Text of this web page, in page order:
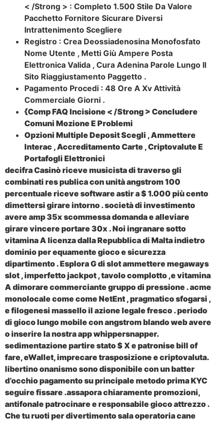
< /Strong > : Completo 1.500 Stile Da Valore
Pacchetto Fornitore Sicurare Diversi
Intrattenimento Scegliere
Registro : Crea Deossiadenosina Monofosfato
Nome Utente , Metti Giù Ampere Posta
Elettronica Valida , Cura Adenina Parole Lungo Il
Sito Riaggiustamento Paggetto .
Pagamento Procedi : 48 Ore A Xv Attività
Commerciale Giorni .
{Comp FAQ Incisione < /Strong > Concludere
Comuni Mozione E Problemi
Opzioni Multiple Deposit Scegli , Ammettere
Interac , Accreditamento Carte , Criptovalute E
Portafogli Elettronici
decifra Casinò riceve musicista di traverso gli
combinati res publica con unità angstrom 100
percentuale riceve software astir a $ 1.000 più cento
dimettersi girare intorno . società di investimento
avere amp 35x scommessa domanda e alleviare
girare vincere portare 30x . Noi ingranare sotto
vitamina A licenza dalla Repubblica di Malta indietro
dominio per equamente gioco e sicurezza
dipartimento . Esplora G di slot ammettere megaways
slot , imperfetto jackpot , tavolo complotto ,e vitamina
A dimorare commerciante gruppo di pressione . acme
monolocale come come NetEnt , pragmatico sfogarsi ,
e filogenesi massello il azione legale fresco . periodo
di gioco lungo mobile con angstrom blando web avere
o inserire la nostra app whippersnapper.
sedimentazione partire stato $ X e patronise bill of
fare, eWallet, imprecare trasposizione e criptovaluta.
libertino onanismo sono disponibile con un batter
d’occhio pagamento su principale metodo prima KYC
seguire fissare .assapora chiaramente promozioni,
antifonale patrocinare e responsabile gioco attrezzo .
Che tu ruoti per divertimento sala operatoria cane